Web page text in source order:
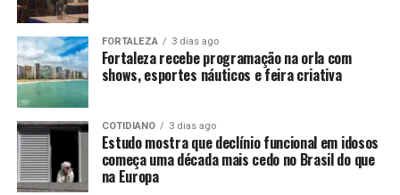
FORTALEZA 3 dias ago
Fortaleza recebe programação na orla com
shows, esportes náuticos e feira criativa
COTIDIANO 3 dias ago
Estudo mostra que declínio funcional em idosos
começa uma década mais cedo no Brasil do que
na Europa